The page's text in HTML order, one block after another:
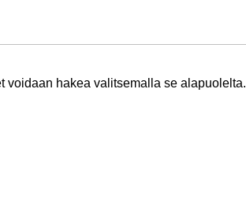
voidaan hakea valitsemalla se alapuolelta.